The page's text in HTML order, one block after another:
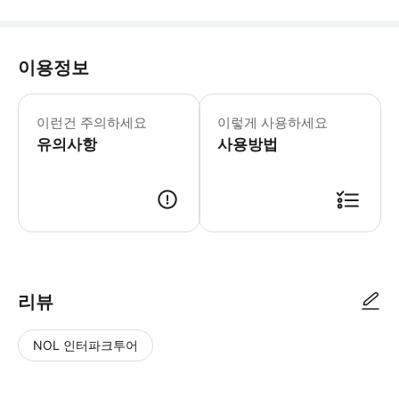
이용정보
이런건 주의하세요
유의사항
‣ 투어 코스 일정은 날씨나 현지 상황
이렇게 사용하세요
사용방법
리뷰
NOL 인터파크투어